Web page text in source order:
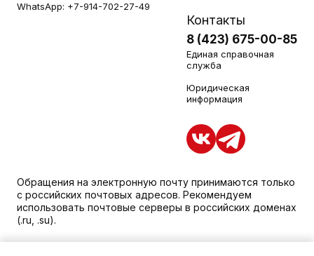
WhatsApp: +7-914-702-27-49
Контакты
8 (423) 675-00-85
Единая справочная
служба
Юридическая
информация
Обращения на электронную почту принимаются только
с российских почтовых адресов. Рекомендуем
использовать почтовые серверы в российских доменах
(.ru, .su).